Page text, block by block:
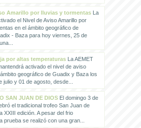
Amarillo por lluvias y tormentasLa
el Nivel de Aviso Amarillo por
en el ámbito geográfico de
- Baza para hoy viernes, 25 de
por altas temperaturasLa AEMET
activado el nivel de aviso
geográfico de Guadix y Baza los
julio y 01 de agosto, desde...
SAN JUAN DE DIOSEl domingo 3 de
el tradicional trofeo San Juan de
XXIII edición. A pesar del frio
prueba se realizó con una gran...